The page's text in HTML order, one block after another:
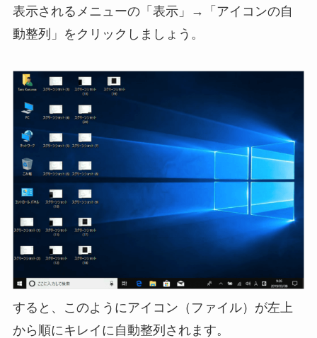
表示されるメニューの「表示」→「アイコンの自
動整列」をクリックしましょう。
すると、このようにアイコン（ファイル）が左上
から順にキレイに自動整列されます。